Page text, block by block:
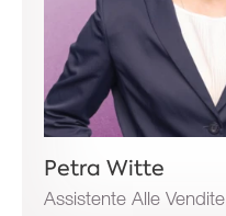
Petra Witte
Assistente Alle Vendite